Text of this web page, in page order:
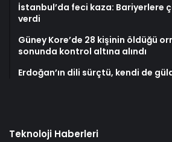
İstanbul’da feci kaza: Bariyerlere
verdi
Güney Kore’de 28 kişinin öldüğü
sonunda kontrol altına alındı
Erdoğan’ın dili sürçtü, kendi de
Teknoloji Haberleri